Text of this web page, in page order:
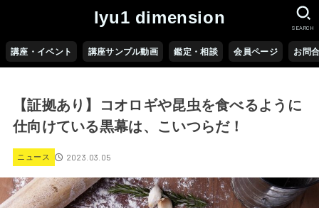
lyu1 dimension
講座・イベント 講座サンプル動画 鑑定・相談 会員ページ お問
SEARCH
【証拠あり】コオロギや昆虫を食べるように
仕向けている黒幕は、こいつらだ！
ニュース 2023.03.05